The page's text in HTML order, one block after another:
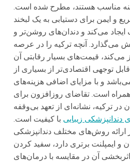
مناسب هستند، مطرح شده است.
و ایمن برای دستیابی به یک لبخند
می‌کند و دندان‌های روشن‌تر و
می‌گذارد. آنچه ترکیه را در عرصه
می‌کند، قیمت‌های بسیار رقابتی آن
توجهی اقتصادی‌تر از بسیاری از
و با مزایای اضافی هزینه‌های
است. تقاضای روزافزون برای
ترکیه، نشانه‌ای از تعهد بی‌وقفه
دندانپزشکی زیبایی با کیفیت است.
ارائه روش‌های مختلف دندانپزشکی
و ایمپلنت برتری دارد، سفید کردن
آن در مقایسه با درمان‌های